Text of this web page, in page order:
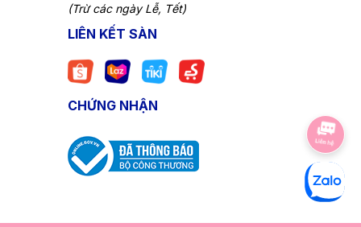
(Trừ các ngày Lễ, Tết)
LIÊN KẾT SÀN
CHỨNG NHẬN